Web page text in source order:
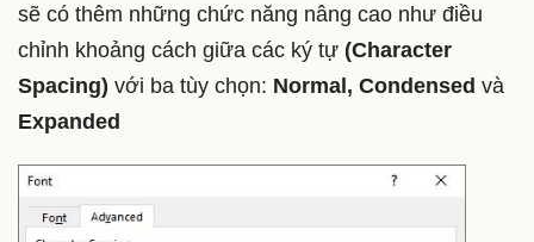
sẽ có thêm những chức năng nâng cao như điều
chỉnh khoảng cách giữa các ký tự (Character
Spacing) với ba tùy chọn: Normal, Condensed và
Expanded